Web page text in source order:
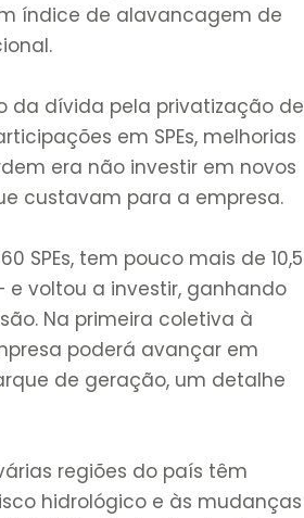
índice de alavancagem de
da dívida pela privatização de
em SPEs, melhorias
era não investir em novos
custavam para a empresa.
SPEs, tem pouco mais de 10,5
e voltou a investir, ganhando
Na primeira coletiva à
poderá avançar em
de geração, um detalhe
regiões do país têm
hidrológico e às mudanças